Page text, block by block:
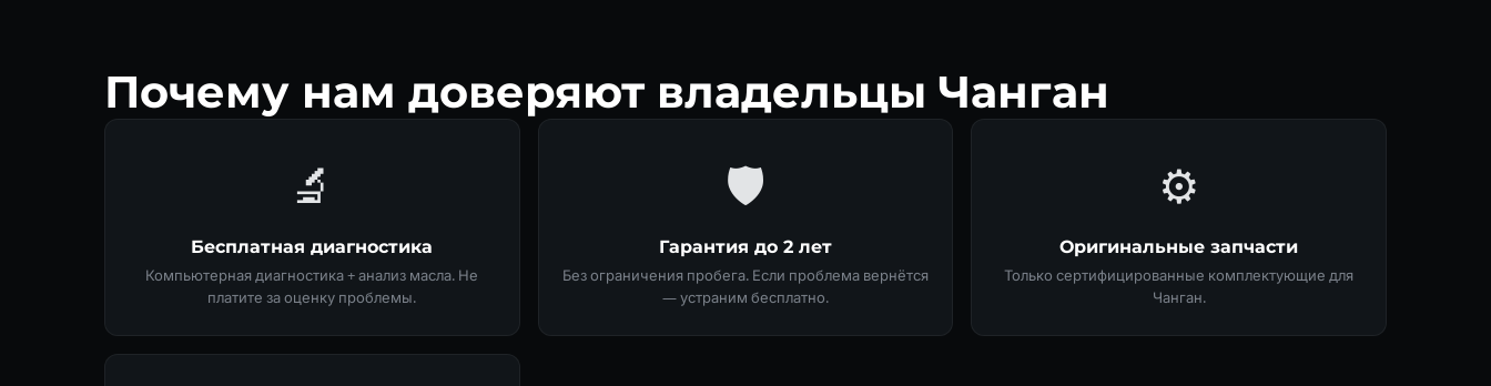
Почему нам доверяют владельцы Чанган
🔬
Бесплатная диагностика
Компьютерная диагностика + анализ масла. Не
платите за оценку проблемы.
🛡
Гарантия до 2 лет
Без ограничения пробега. Если проблема вернётся
— устраним бесплатно.
⚙️
Оригинальные запчасти
Только сертифицированные комплектующие для
Чанган.